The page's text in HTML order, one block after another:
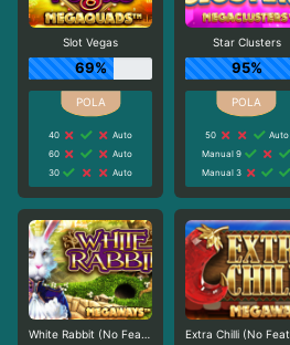
Slot Vegas
69%
40
Auto
60
Auto
30
Auto
Star Clusters
95%
50
Auto
Manual 9
Manual 3
White Rabbit (No Feature Drop)